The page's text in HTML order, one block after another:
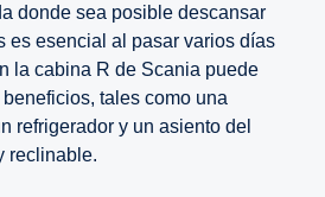
donde sea posible descansar
es esencial al pasar varios días
la cabina R de Scania puede
tales como una
refrigerador y un asiento del
reclinable.